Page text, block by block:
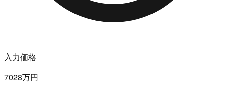
入力価格
7028万円